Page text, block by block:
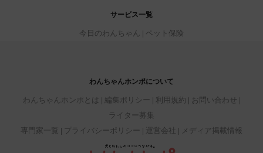
サービス一覧
今日のわんちゃん ペット保険
わんちゃんホンポについて
わんちゃんホンポとは 編集ポリシー 利用規約
お問い合わせ
ライター募集
専門家一覧
プライバシーポリシー 運営会社 メディア掲載情報